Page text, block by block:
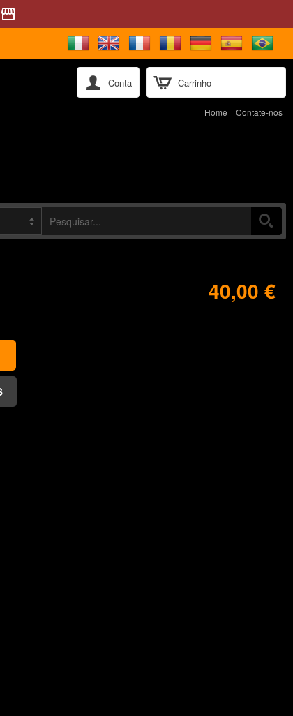
storefront
Carrinho
Conta
Home Contate-nos
40,00 €